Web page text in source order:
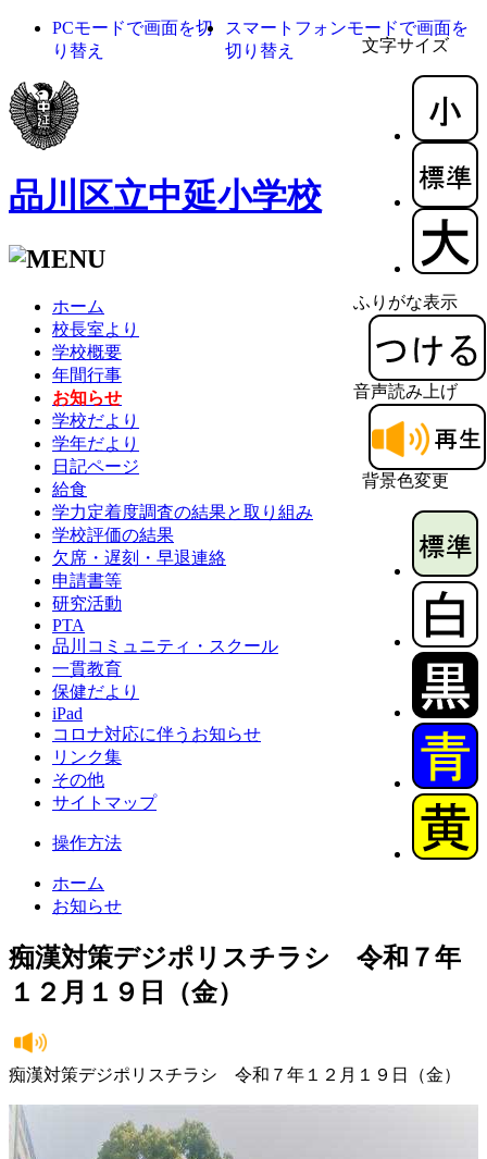
文字サイズ
ふりがな表示
音声読み上げ
背景色変更
PCモードで画面を切
り替え
スマートフォンモードで画面を
切り替え
品川区立中延小学校
ホーム
校長室より
学校概要
年間行事
お知らせ
学校だより
学年だより
日記ページ
給食
学力定着度調査の結果と取り組み
学校評価の結果
欠席・遅刻・早退連絡
申請書等
研究活動
PTA
品川コミュニティ・スクール
一貫教育
保健だより
iPad
コロナ対応に伴うお知らせ
リンク集
その他
サイトマップ
操作方法
ホーム
お知らせ
痴漢対策デジポリスチラシ 令和７年
１２月１９日（金）
痴漢対策デジポリスチラシ 令和７年１２月１９日（金）